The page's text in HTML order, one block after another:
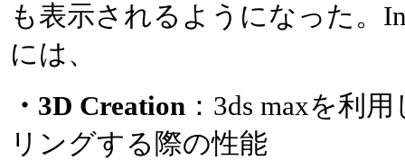
も表示されるようになった。
には、
・3D Creation ：3ds maxを利
リングする際の性能